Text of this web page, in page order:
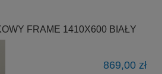
FRAME 1410X600 BIAŁY
869,00 zł